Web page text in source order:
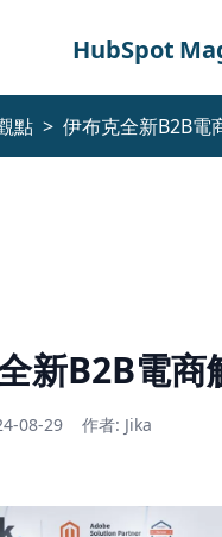
HubSpot
點 > 伊布克全新B2B電
新B2B電
08-29 作者: Jika